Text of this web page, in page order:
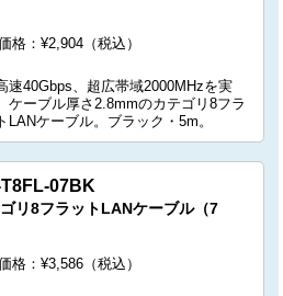
格：¥2,904（税込）
速40Gbps、超広帯域2000MHzを実
ケーブル厚さ2.8mmのカテゴリ8フラ
LANケーブル。ブラック・5m。
07BK
リ8フラットLANケーブル（7
格：¥3,586（税込）